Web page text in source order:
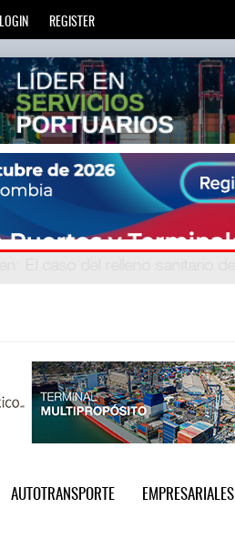
LOGIN REGISTER
AUTOTRANSPORTE EMPRESARIALES